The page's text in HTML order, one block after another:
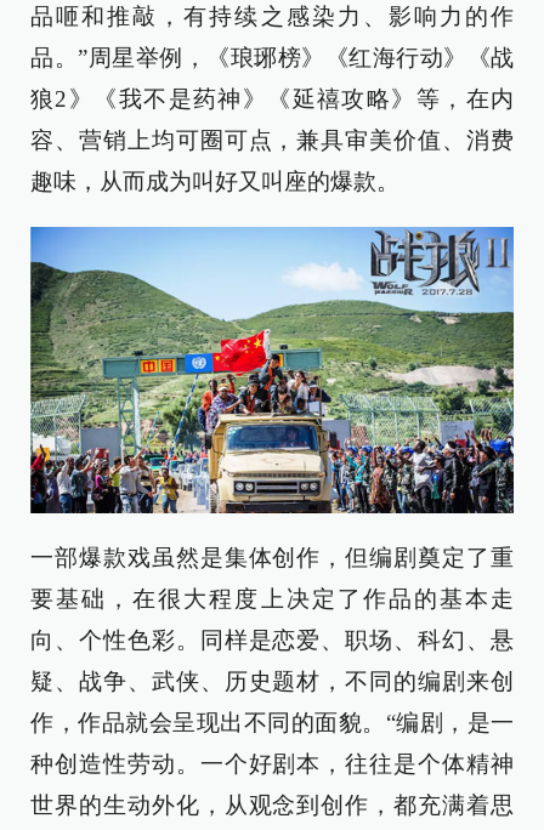
品咂和推敲，有持续之感染力、影响力的作
品。”周星举例，《琅琊榜》《红海行动》《战
狼2》《我不是药神》《延禧攻略》等，在内
容、营销上均可圈可点，兼具审美价值、消费
趣味，从而成为叫好又叫座的爆款。
一部爆款戏虽然是集体创作，但编剧奠定了重
要基础，在很大程度上决定了作品的基本走
向、个性色彩。同样是恋爱、职场、科幻、悬
疑、战争、武侠、历史题材，不同的编剧来创
作，作品就会呈现出不同的面貌。“编剧，是一
种创造性劳动。一个好剧本，往往是个体精神
世界的生动外化，从观念到创作，都充满着思